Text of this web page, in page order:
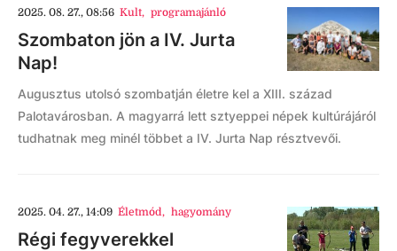
2025. 08. 27., 08:56 Kult, programajánló
Szombaton jön a IV. Jurta
Nap!
Augusztus utolsó szombatján életre kel a XIII. század
Palotavárosban. A magyarrá lett sztyeppei népek kultúrájáról
tudhatnak meg minél többet a IV. Jurta Nap résztvevői.
2025. 04. 27., 14:09 Életmód, hagyomány
Régi fegyverekkel